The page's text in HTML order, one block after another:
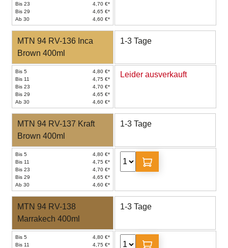
Bis 23
4,70 €*
Bis 29
4,65 €*
Ab 30
4,60 €*
MTN 94 RV-136 Inca
Brown 400ml
1-3 Tage
Bis 5
4,80 €*
Bis 11
4,75 €*
Bis 23
4,70 €*
Bis 29
4,65 €*
Ab 30
4,60 €*
Leider ausverkauft
MTN 94 RV-137 Kraft
Brown 400ml
1-3 Tage
Bis 5
4,80 €*
Bis 11
4,75 €*
Bis 23
4,70 €*
Bis 29
4,65 €*
Ab 30
4,60 €*
MTN 94 RV-138
Marrakech 400ml
1-3 Tage
Bis 5
4,80 €*
Bis 11
4,75 €*